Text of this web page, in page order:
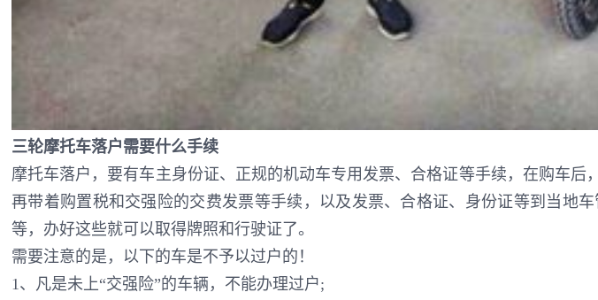
三轮摩托车落户需要什么手续
摩托车落户，要有车主身份证、正规的机动车专用发票、合格证等手续，在购车
再带着购置税和交强险的交费发票等手续，以及发票、合格证、身份证等到当地
等，办好这些就可以取得牌照和行驶证了。
需要注意的是，以下的车是不予以过户的！
1、凡是未上“交强险”的车辆，不能办理过户;